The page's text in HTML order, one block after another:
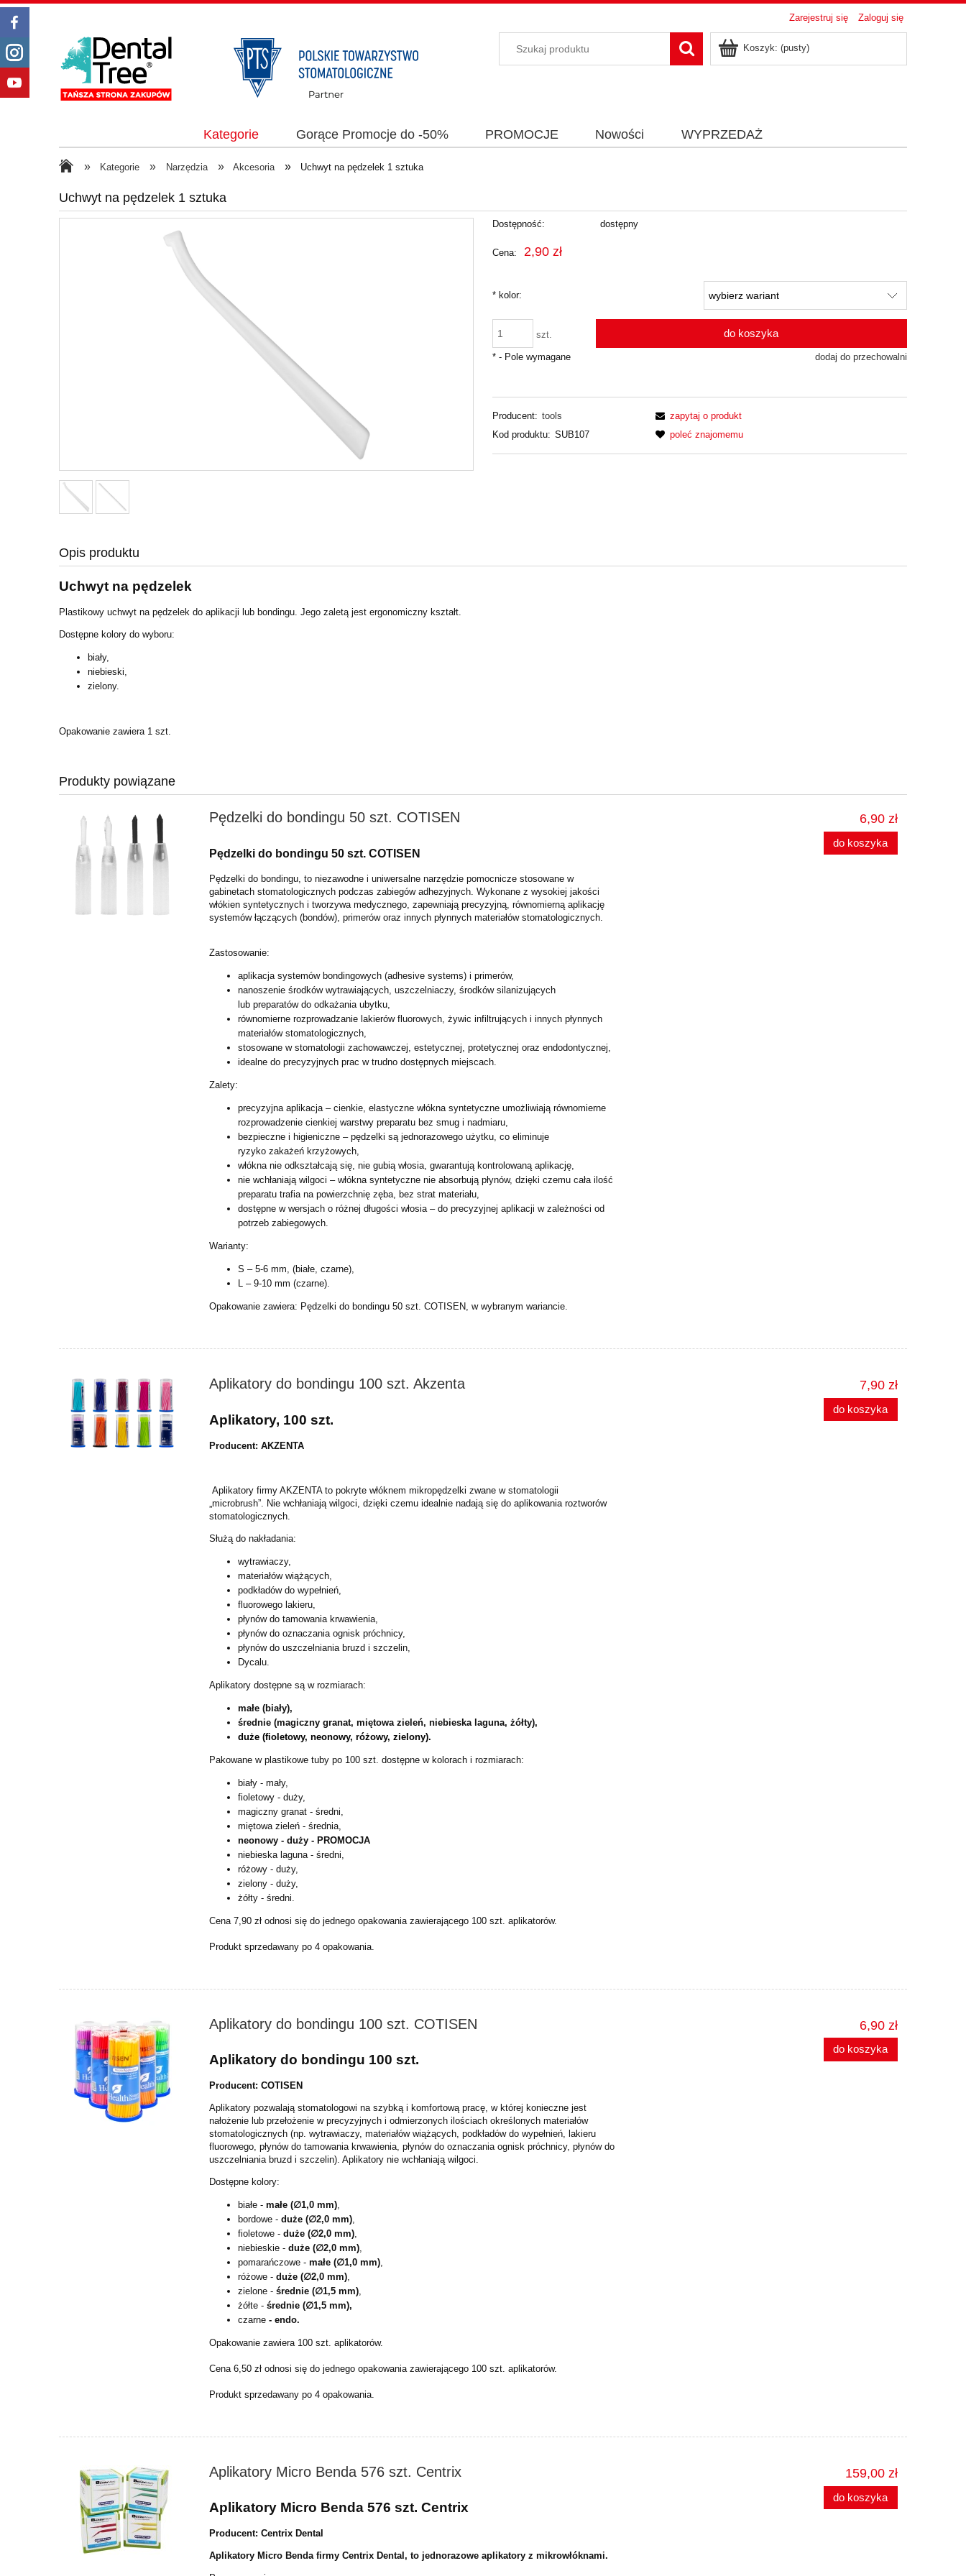
Zarejestruj się Zaloguj się
Koszyk: (pusty)
Kategorie Gorące Promocje do -50% PROMOCJE Nowości WYPRZEDAŻ
» Kategorie » Narzędzia » Akcesoria » Uchwyt na pędzelek 1 sztuka
Uchwyt na pędzelek 1 sztuka
Dostępność: dostępny
Cena: 2,90 zł
*kolor:
szt. do koszyka
dodaj do przechowalni
*- Pole wymagane
Producent: tools
Kod produktu: SUB107
zapytaj o produkt
poleć znajomemu
Opis produktu
Uchwyt na pędzelek
Plastikowy uchwyt na pędzelek do aplikacji lub bondingu. Jego zaletą jest ergonomiczny kształt.
Dostępne kolory do wyboru:
biały,
niebieski,
zielony.
Opakowanie zawiera 1 szt.
Produkty powiązane
Pędzelki do bondingu 50 szt. COTISEN
Pędzelki do bondingu 50 szt. COTISEN
Pędzelki do bondingu, to niezawodne i uniwersalne narzędzie pomocniczestosowane w
gabinetach stomatologicznych podczas zabiegów adhezyjnych.Wykonane z wysokiej jakości
włókien syntetycznych i tworzywa medycznego,zapewniają precyzyjną, równomierną aplikację
systemów łączących (bondów),primerów oraz innych płynnych materiałów stomatologicznych.
Zastosowanie:
aplikacja systemów bondingowych (adhesive systems) i primerów,
nanoszenie środków wytrawiających, uszczelniaczy, środków silanizujących
lubpreparatów do odkażania ubytku,
równomierne rozprowadzanie lakierów fluorowych, żywic infiltrujących i innychpłynnych
materiałów stomatologicznych,
stosowane w stomatologii zachowawczej, estetycznej, protetycznej orazendodontycznej,
idealne do precyzyjnych prac w trudno dostępnych miejscach.
Zalety:
precyzyjna aplikacja – cienkie, elastyczne włókna syntetyczne umożliwiająrównomierne
rozprowadzenie cienkiej warstwy preparatu bez smug i nadmiaru,
bezpieczne i higieniczne – pędzelki są jednorazowego użytku, co eliminuje
ryzykozakażeń krzyżowych,
włókna nie odkształcają się, nie gubią włosia, gwarantują kontrolowaną aplikację,
nie wchłaniają wilgoci – włókna syntetyczne nie absorbują płynów, dzięki czemucała ilość
preparatu trafia na powierzchnię zęba, bez strat materiału,
dostępne w wersjach o różnej długości włosia – do precyzyjnej aplikacji wzależności od
potrzeb zabiegowych.
Warianty:
S – 5-6 mm, (białe, czarne),
L – 9-10 mm (czarne).
Opakowanie zawiera: Pędzelki do bondingu 50 szt. COTISEN, w wybranym wariancie.
6,90 zł
do koszyka
Aplikatory do bondingu 100 szt. Akzenta
Aplikatory, 100 szt.
Producent: AKZENTA
Aplikatory firmy AKZENTA to pokryte włóknem mikropędzelki zwane w stomatologii
„microbrush”. Nie wchłaniają wilgoci, dzięki czemu idealnie nadają się do aplikowania roztworów
stomatologicznych.
Służą do nakładania:
wytrawiaczy,
materiałów wiążących,
podkładów do wypełnień,
fluorowego lakieru,
płynów do tamowania krwawienia,
płynów do oznaczania ognisk próchnicy,
płynów do uszczelniania bruzd i szczelin,
Dycalu.
Aplikatory dostępne są w rozmiarach:
małe (biały),
średnie (magiczny granat, miętowa zieleń, niebieska laguna, żółty),
duże (fioletowy, neonowy, różowy, zielony).
Pakowane w plastikowe tuby po 100 szt. dostępne w kolorach i rozmiarach:
biały - mały,
fioletowy - duży,
magiczny granat - średni,
miętowa zieleń - średnia,
neonowy - duży - PROMOCJA
niebieska laguna - średni,
różowy - duży,
zielony - duży,
żółty - średni.
Cena 7,90 zł odnosi się do jednego opakowania zawierającego 100 szt. aplikatorów.
Produkt sprzedawany po 4 opakowania.
7,90 zł
do koszyka
Aplikatory do bondingu 100 szt. COTISEN
Aplikatory do bondingu 100 szt.
Producent:COTISEN
Aplikatory pozwalają stomatologowi na szybką i komfortową pracę, w której konieczne jest
nałożenie lub przełożenie w precyzyjnych i odmierzonych ilościach określonych materiałów
stomatologicznych (np. wytrawiaczy, materiałów wiążących, podkładów do wypełnień, lakieru
fluorowego, płynów do tamowania krwawienia, płynów do oznaczania ognisk próchnicy, płynów do
uszczelniania bruzd i szczelin). Aplikatory nie wchłaniają wilgoci.
Dostępne kolory:
białe -małe (∅1,0 mm),
bordowe -duże (∅2,0 mm),
fioletowe -duże (∅2,0 mm),
niebieskie -duże (∅2,0 mm),
pomarańczowe -małe (∅1,0 mm),
różowe -duże (∅2,0 mm),
zielone -średnie (∅1,5 mm),
żółte -średnie (∅1,5 mm),
czarne - endo.
Opakowanie zawiera 100 szt. aplikatorów.
Cena 6,50 zł odnosi się do jednego opakowania zawierającego 100 szt. aplikatorów.
Produkt sprzedawany po 4 opakowania.
6,90 zł
do koszyka
Aplikatory Micro Benda 576 szt. Centrix
Aplikatory Micro Benda 576 szt. Centrix
Producent: Centrix Dental
Aplikatory Micro Benda firmy Centrix Dental, to jednorazowe aplikatory z mikrowłóknami.
159,00 zł
do koszyka